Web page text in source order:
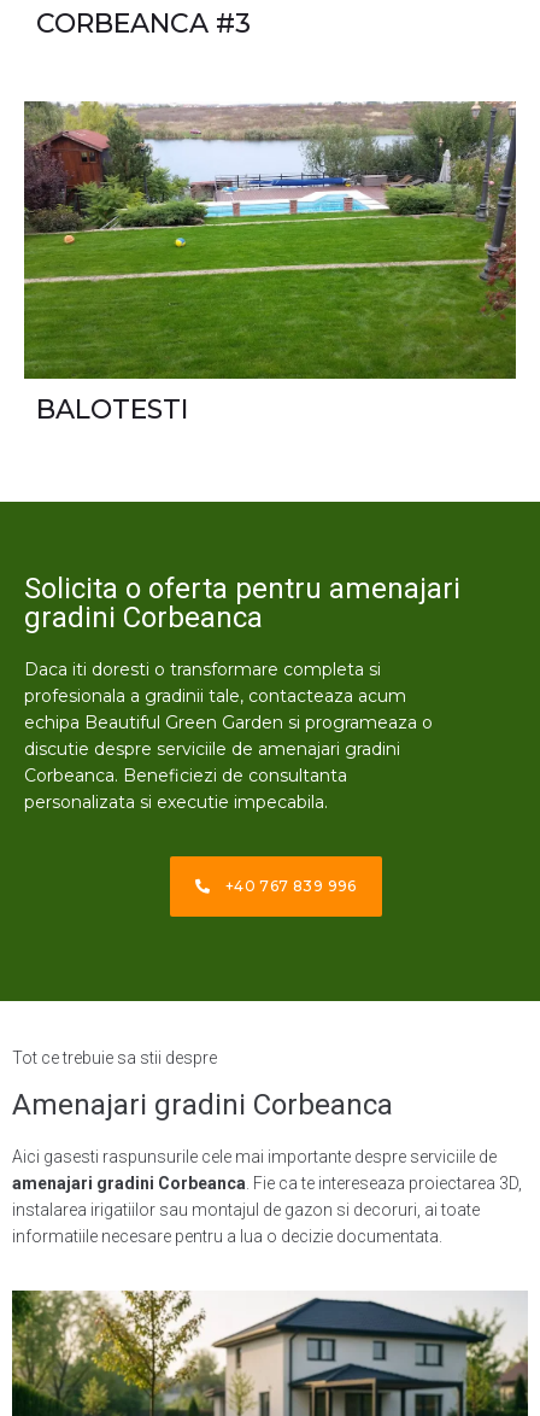
CORBEANCA #3
BALOTESTI
Solicita o oferta pentru amenajari
gradini Corbeanca
Daca iti doresti o transformare completa si
profesionala a gradinii tale, contacteaza acum
echipa Beautiful Green Garden si programeaza o
discutie despre serviciile de amenajari gradini
Corbeanca. Beneficiezi de consultanta
personalizata si executie impecabila.
+40 767 839 996
Tot ce trebuie sa stii despre
Amenajari gradini Corbeanca
Aici gasesti raspunsurile cele mai importante despre serviciile de
amenajari gradini Corbeanca . Fie ca te intereseaza proiectarea 3D,
instalarea irigatiilor sau montajul de gazon si decoruri, ai toate
informatiile necesare pentru a lua o decizie documentata.